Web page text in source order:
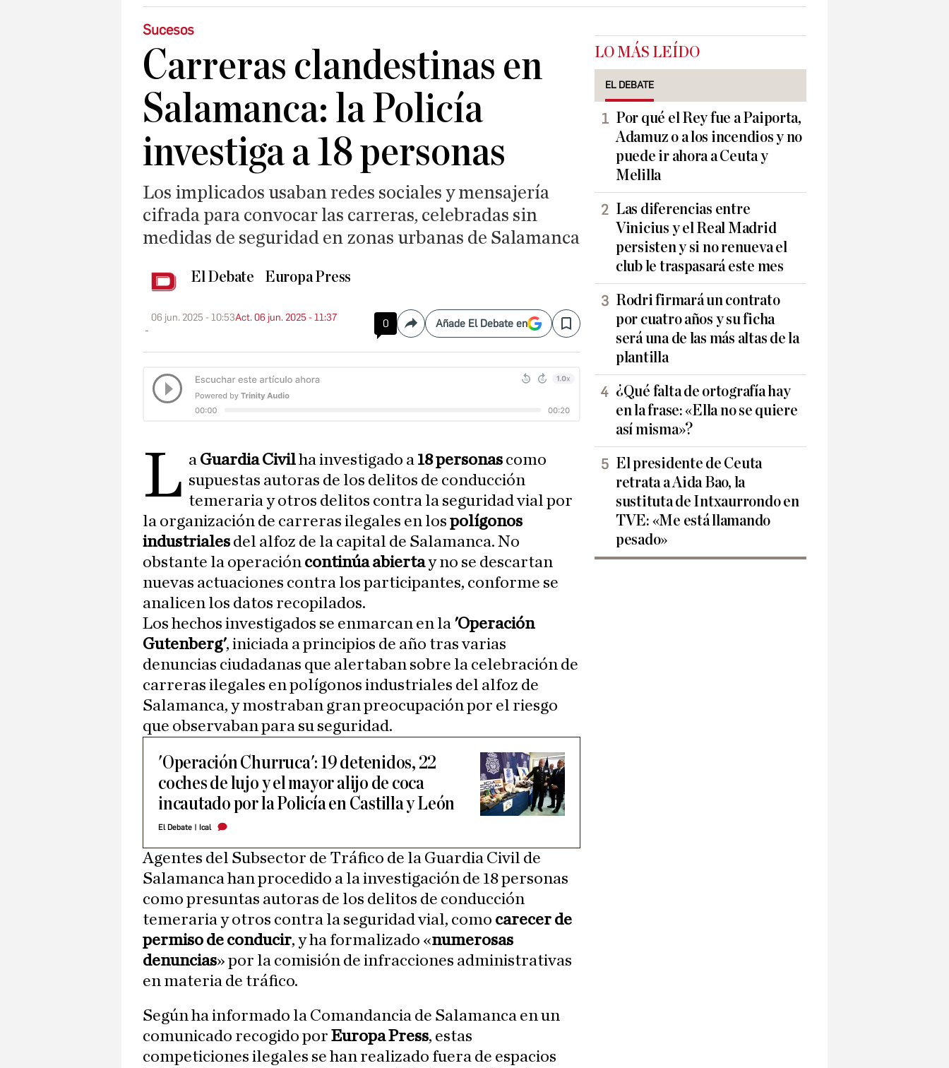
Sucesos
Carreras clandestinas en
Salamanca: la Policía
investiga a 18 personas
Los implicados usaban redes sociales y mensajería
cifrada para convocar las carreras, celebradas sin
medidas de seguridad en zonas urbanas de Salamanca
El Debate Europa Press
06 jun. 2025 - 10:53Act. 06 jun. 2025 - 11:37 0 CompartirAñade El Debate en Save
L a Guardia Civilha investigado a 18 personas como
supuestas autoras de los delitos de conducción
temeraria y otros delitos contra la seguridad vial por
la organización de carreras ilegales en los polígonos
industriales del alfoz de la capital de Salamanca. No
obstante la operación continúa abiertay no se descartan
nuevas actuaciones contra los participantes, conforme se
analicen los datos recopilados.
Los hechos investigados se enmarcan en la 'Operación
Gutenberg', iniciada a principios de año tras varias
denuncias ciudadanas que alertaban sobre la celebración de
carreras ilegales en polígonos industriales del alfoz de
Salamanca, y mostraban gran preocupación por el riesgo
que observaban para su seguridad.
'Operación Churruca': 19 detenidos, 22
coches de lujo y el mayor alijo de coca
incautado por la Policía en Castilla y León
El Debate | Ical
Agentes del Subsector de Tráfico de la Guardia Civil de
Salamanca han procedido a la investigación de 18 personas
como presuntas autoras de los delitos de conducción
temeraria y otros contra la seguridad vial, como carecer de
permiso de conducir, y ha formalizado «numerosas
denuncias» por la comisión de infracciones administrativas
en materia de tráfico.
Según ha informado la Comandancia de Salamanca en un
comunicado recogido por Europa Press, estas
competiciones ilegales se han realizado fuera de espacios
LO MÁS LEÍDO
EL DEBATE
Por qué el Rey fue a Paiporta,
Adamuz o a los incendios y no
puede ir ahora a Ceuta y
Melilla
Las diferencias entre
Vinicius y el Real Madrid
persisten y si no renueva el
club le traspasará este mes
Rodri firmará un contrato
por cuatro años y su ficha
será una de las más altas de la
plantilla
¿Qué falta de ortografía hay
en la frase: «Ella no se quiere
así misma»?
El presidente de Ceuta
retrata a Aida Bao, la
sustituta de Intxaurrondo en
TVE: «Me está llamando
pesado»